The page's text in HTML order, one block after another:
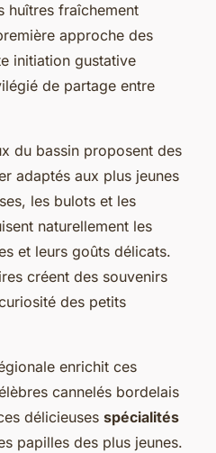
huîtres fraîchement
approche des
initiation gustative
de partage entre
du bassin proposent des
adaptés aux plus jeunes
les bulots et les
naturellement les
et leurs goûts délicats.
créent des souvenirs
des petits
enrichit ces
cannelés bordelais
délicieuses spécialités
papilles des plus jeunes.